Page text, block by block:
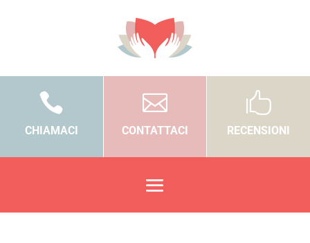

CHIAMACI

CONTATTACI

RECENSIONI